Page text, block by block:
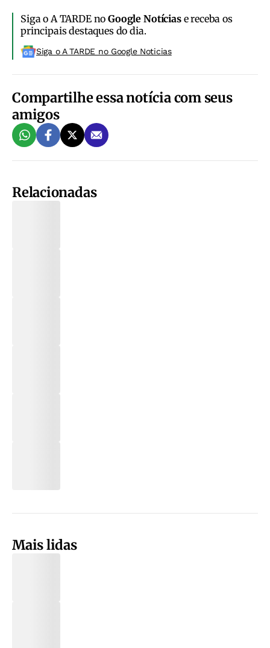
Siga o A TARDE noGoogle Notíciase receba os
principais destaques do dia.
Siga o A TARDE no Google Noticias
Compartilhe essa notícia com seus
amigos
Relacionadas
Mais lidas